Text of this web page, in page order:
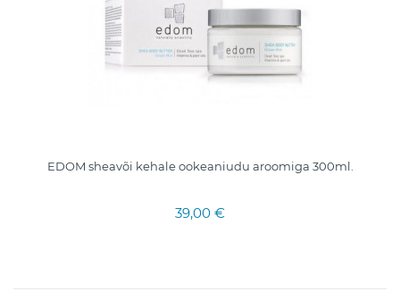
EDOM sheavõi kehale ookeaniudu aroomiga 300ml.
39,00 €